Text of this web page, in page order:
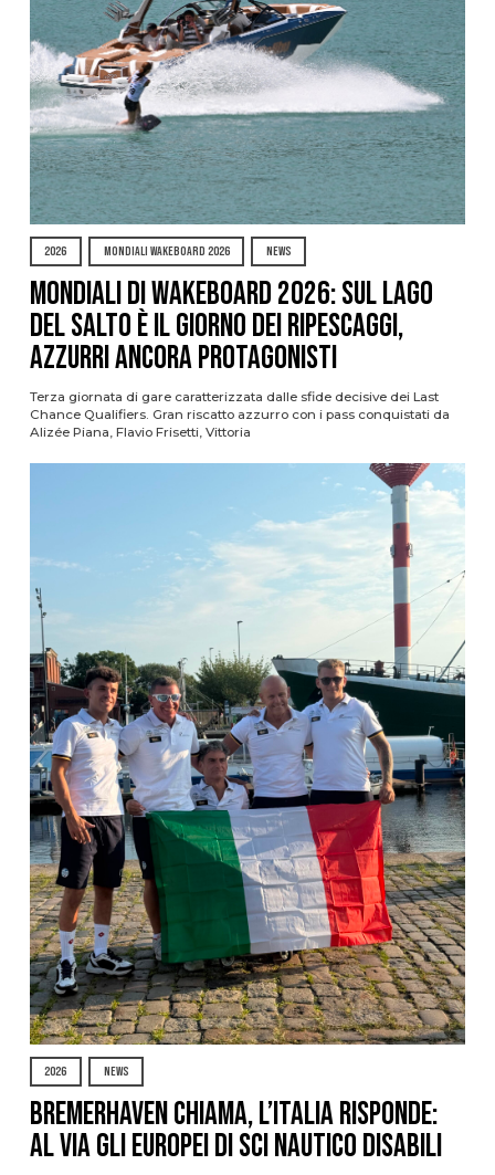
2026 MONDIALI WAKEBOARD 2026 NEWS
Mondiali di Wakeboard 2026: sul Lago
del Salto è il giorno dei ripescaggi,
azzurri ancora protagonisti
Terza giornata di gare caratterizzata dalle sfide decisive dei Last
Chance Qualifiers. Gran riscatto azzurro con i pass conquistati da
Alizée Piana, Flavio Frisetti, Vittoria
2026 NEWS
Bremerhaven chiama, l’Italia risponde:
al via gli Europei di Sci Nautico Disabili